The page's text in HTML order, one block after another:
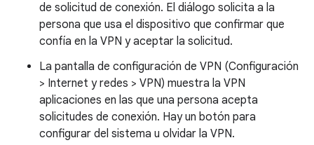
de solicitud de conexión. El diálogo solicita a la
persona que usa el dispositivo que confirmar que
confía en la VPN y aceptar la solicitud.
La pantalla de configuración de VPN (Configuración
> Internet y redes > VPN) muestra la VPN
aplicaciones en las que una persona acepta
solicitudes de conexión. Hay un botón para
configurar del sistema u olvidar la VPN.